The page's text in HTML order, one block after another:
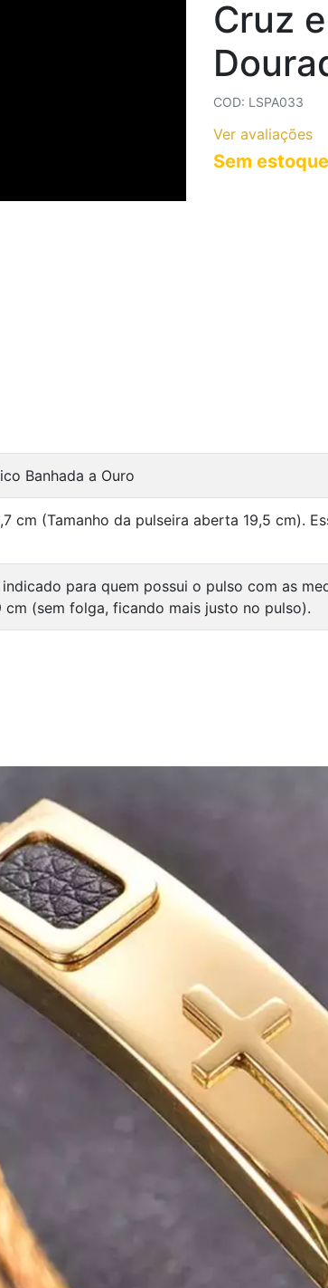
COLARES AÇO INOXIDÁVELCruz
COD: LSPA033
Ver avaliações
Sem estoque
Banhada a Ouro
cm (Tamanho da pulseira aberta 19,5 cm).
para quem possui o pulso com as
cm (sem folga, ficando mais justo no pulso).